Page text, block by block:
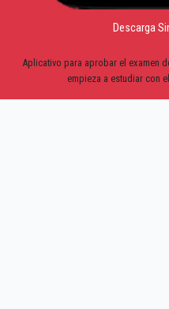
Descarga
Aplicativo para aprobar el examen
empieza a estudiar con